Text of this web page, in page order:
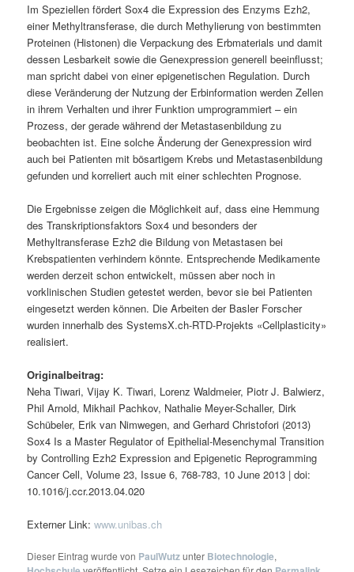
Im Speziellen fördert Sox4 die Expression des Enzyms Ezh2,
einer Methyltransferase, die durch Methylierung von bestimmten
Proteinen (Histonen) die Verpackung des Erbmaterials und damit
dessen Lesbarkeit sowie die Genexpression generell beeinflusst;
man spricht dabei von einer epigenetischen Regulation. Durch
diese Veränderung der Nutzung der Erbinformation werden Zellen
in ihrem Verhalten und ihrer Funktion umprogrammiert – ein
Prozess, der gerade während der Metastasenbildung zu
beobachten ist. Eine solche Änderung der Genexpression wird
auch bei Patienten mit bösartigem Krebs und Metastasenbildung
gefunden und korreliert auch mit einer schlechten Prognose.
Die Ergebnisse zeigen die Möglichkeit auf, dass eine Hemmung
des Transkriptionsfaktors Sox4 und besonders der
Methyltransferase Ezh2 die Bildung von Metastasen bei
Krebspatienten verhindern könnte. Entsprechende Medikamente
werden derzeit schon entwickelt, müssen aber noch in
vorklinischen Studien getestet werden, bevor sie bei Patienten
eingesetzt werden können. Die Arbeiten der Basler Forscher
wurden innerhalb des SystemsX.ch-RTD-Projekts «Cellplasticity»
realisiert.
Originalbeitrag:
Neha Tiwari, Vijay K. Tiwari, Lorenz Waldmeier, Piotr J. Balwierz,
Phil Arnold, Mikhail Pachkov, Nathalie Meyer-Schaller, Dirk
Schübeler, Erik van Nimwegen, and Gerhard Christofori (2013)
Sox4 Is a Master Regulator of Epithelial-Mesenchymal Transition
by Controlling Ezh2 Expression and Epigenetic Reprogramming
Cancer Cell, Volume 23, Issue 6, 768-783, 10 June 2013 | doi:
10.1016/j.ccr.2013.04.020
Externer Link:www.unibas.ch
Dieser Eintrag wurde von PaulWutzunter Biotechnologie,